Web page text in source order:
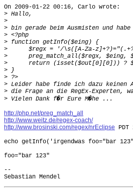
On 2009-01-22 00:16, Carlo wrote:
>
>
>
>
>
>
>
>
>
>
>
>
>
http://php.net/preg_match_all
http://www.weitz.de/regex-coach/
http://www.brosinski.com/regex/nrEclipse
echo getInfo('irgendwas foo="bar
foo="bar 123"
--